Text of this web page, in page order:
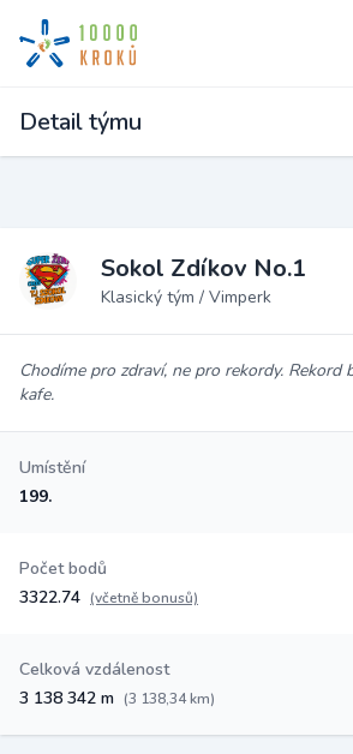
Detail týmu
Sokol Zdíkov No.1
Klasický tým / Vimperk
Chodíme pro zdraví, ne pro rekordy. Rekord
kafe.
Umístění
199.
Počet bodů
3322.74 (včetně bonusů)
Celková vzdálenost
3 138 342 m (3 138,34 km)